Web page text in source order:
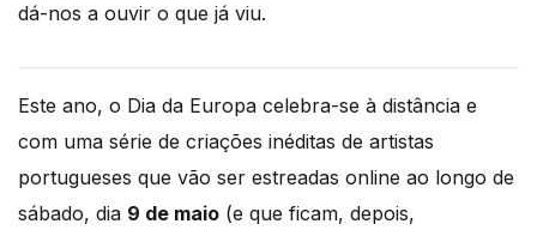
dá-nos a ouvir o que já viu.
Este ano, o Dia da Europa celebra-se à distância e
com uma série de criações inéditas de artistas
portugueses que vão ser estreadas online ao longo de
sábado, dia 9 de maio (e que ficam, depois,